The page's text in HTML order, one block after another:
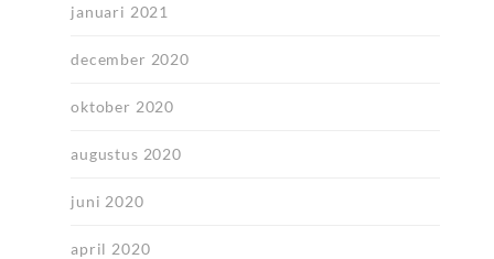
januari 2021
december 2020
oktober 2020
augustus 2020
juni 2020
april 2020